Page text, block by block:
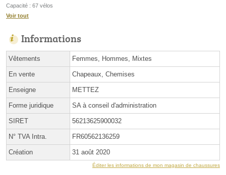
Capacité : 67 vélos
Voir tout
Informations
Vêtements Femmes, Hommes, Mixtes
En vente Chapeaux, Chemises
Enseigne METTEZ
Forme juridique SA à conseil d'administration
SIRET 56213625900032
N° TVA Intra. FR60562136259
Création 31 août 2020
Éditer les informations de mon magasin de chaussures